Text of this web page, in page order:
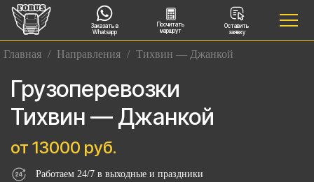
Заказать в
Whatsapp
Посчитать
маршрут
Оставить
заявку
Главная / Направления / Тихвин — Джанкой
Грузоперевозки
Тихвин — Джанкой
от 13000 руб.
Работаем 24/7 в выходные и праздники